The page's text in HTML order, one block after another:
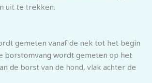
uit te trekken.
gemeten vanaf de nek tot het begin
borstomvang wordt gemeten op het
de borst van de hond, vlak achter de